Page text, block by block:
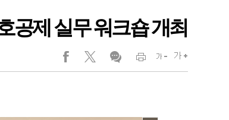
공제 실무 워크숍 개최